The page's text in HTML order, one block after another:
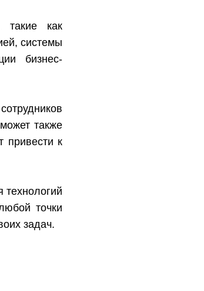
такие как
системы
бизнес-
также
привести к
технологий
точки
задач.